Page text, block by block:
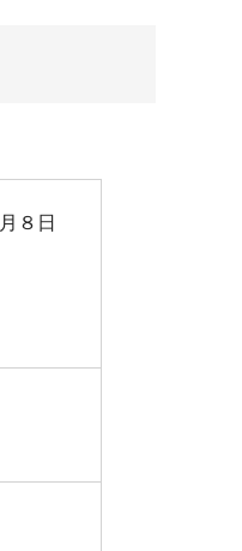
８日